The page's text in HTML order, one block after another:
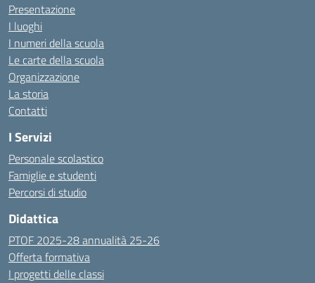
Presentazione
I luoghi
I numeri della scuola
Le carte della scuola
Organizzazione
La storia
Contatti
I Servizi
Personale scolastico
Famiglie e studenti
Percorsi di studio
Didattica
PTOF 2025-28 annualità 25-26
Offerta formativa
I progetti delle classi